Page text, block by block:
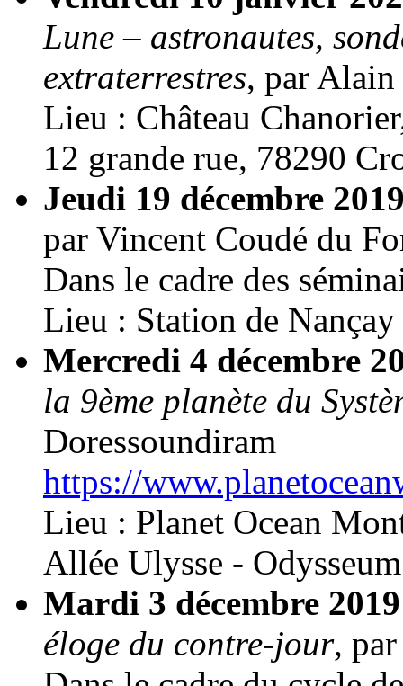
Lune – astronautes,
extraterrestres, par
Lieu : Château
12 grande rue, 78290
Jeudi 19 décembre
par Vincent Coudé du
Dans le cadre des
Lieu : Station de Nançay
Mercredi 4 décembre
la 9ème planète du
Doressoundiram
https://
Lieu : Planet Ocean
Allée Ulysse -
Mardi 3 décembre
éloge du contre-jour,